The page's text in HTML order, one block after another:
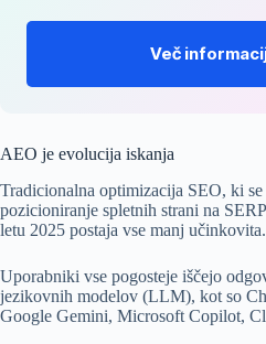
Več
AEO je evolucija iskanja
Tradicionalna optimizacija SEO, ki se
pozicioniranje spletnih strani na
letu 2025 postaja vse manj učinkovita.
Uporabniki vse pogosteje iščejo
jezikovnih modelov (LLM), kot so
Google Gemini, Microsoft Copilot,